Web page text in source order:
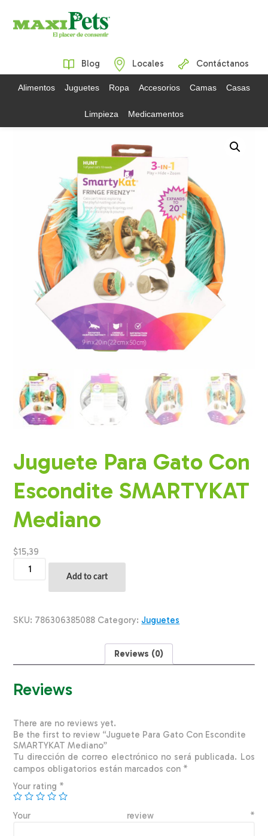
Blog Locales Contáctanos
Alimentos Juguetes Ropa Accesorios Camas Casas
Limpieza Medicamentos
Juguete Para Gato Con
Escondite SMARTYKAT
Mediano
$15,39
Para
SMARTYKAT
Add to cart
SKU: 786306385088 Category: Juguetes
Reviews (0)
Reviews
There are no reviews yet.
Be the first to review “Juguete Para Gato Con Escondite
SMARTYKAT Mediano”
Tu dirección de correo electrónico no será publicada. Los
campos obligatorios están marcados con *
Your rating *
Your review *